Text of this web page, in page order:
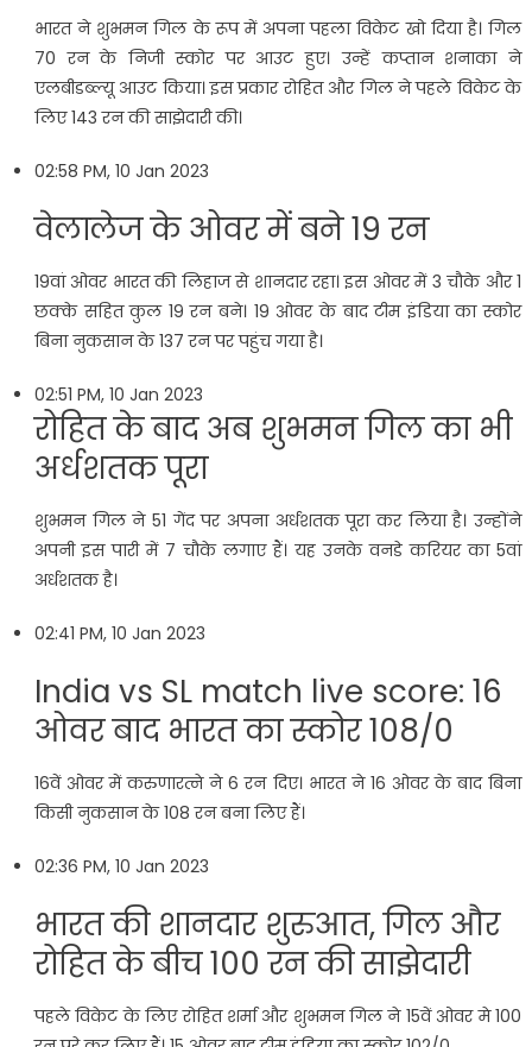
भारत ने शुभमन गिल के रूप में अपना पहला विकेट खो दिया है। गिल
70 रन के निजी स्कोर पर आउट हुए। उन्हें कप्तान शनाका ने
एलबीडब्ल्यू आउट किया। इस प्रकार रोहित और गिल ने पहले विकेट के
लिए 143 रन की साझेदारी की।
02:58 PM, 10 Jan 2023
वेलालेज के ओवर में बने 19 रन
19वां ओवर भारत की लिहाज से शानदार रहा। इस ओवर में 3 चौके और 1
छक्के सहित कुल 19 रन बने। 19 ओवर के बाद टीम इंडिया का स्कोर
बिना नुकसान के 137 रन पर पहुंच गया है।
02:51 PM, 10 Jan 2023
रोहित के बाद अब शुभमन गिल का भी
अर्धशतक पूरा
शुभमन गिल ने 51 गेंद पर अपना अर्धशतक पूरा कर लिया है। उन्होंने
अपनी इस पारी में 7 चौके लगाए हैं। यह उनके वनडे करियर का 5वां
अर्धशतक है।
02:41 PM, 10 Jan 2023
India vs SL match live score: 16
ओवर बाद भारत का स्कोर 108/0
16वें ओवर में करुणारत्ने ने 6 रन दिए। भारत ने 16 ओवर के बाद बिना
किसी नुकसान के 108 रन बना लिए हैं।
02:36 PM, 10 Jan 2023
भारत की शानदार शुरुआत, गिल और
रोहित के बीच 100 रन की साझेदारी
पहले विकेट के लिए रोहित शर्मा और शुभमन गिल ने 15वें ओवर मे 100